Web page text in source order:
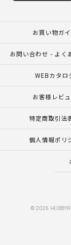
お買い物ガ
お問い合わせ - よく
WEBカタロ
お客様レビ
特定商取引法
個人情報ポリ
© 2026